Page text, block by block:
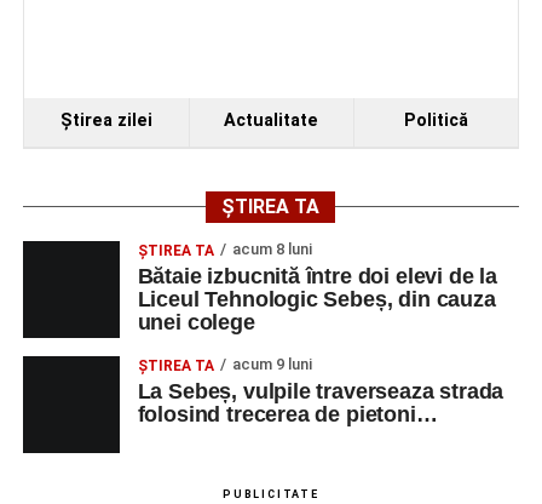
Ştirea zilei Actualitate Politică
ȘTIREA TA
ŞTIREA TA acum 8 luni
Bătaie izbucnită între doi elevi de la
Liceul Tehnologic Sebeș, din cauza
unei colege
ŞTIREA TA acum 9 luni
La Sebeș, vulpile traverseaza strada
folosind trecerea de pietoni…
PUBLICITATE